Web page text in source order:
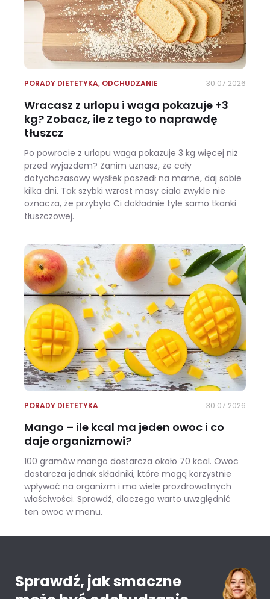
PORADY DIETETYKA, ODCHUDZANIE 30.07.2026
Wracasz z urlopu i waga pokazuje +3
kg? Zobacz, ile z tego to naprawdę
tłuszcz
Po powrocie z urlopu waga pokazuje 3 kg więcej niż
przed wyjazdem? Zanim uznasz, że cały
dotychczasowy wysiłek poszedł na marne, daj sobie
kilka dni. Tak szybki wzrost masy ciała zwykle nie
oznacza, że przybyło Ci dokładnie tyle samo tkanki
tłuszczowej.
PORADY DIETETYKA 30.07.2026
Mango – ile kcal ma jeden owoc i co
daje organizmowi?
100 gramów mango dostarcza około 70 kcal. Owoc
dostarcza jednak składniki, które mogą korzystnie
wpływać na organizm i ma wiele prozdrowotnych
właściwości. Sprawdź, dlaczego warto uwzględnić
ten owoc w menu.
Sprawdź, jak smaczne